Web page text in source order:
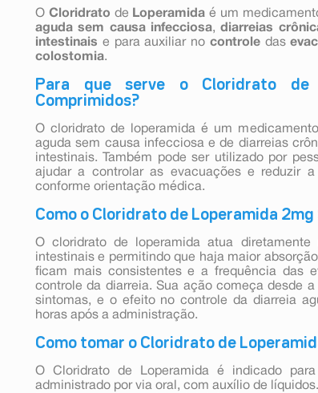
O Cloridrato de Loperamida é um
aguda sem causa infecciosa,diarreias
intestinais e para auxiliar no controledas
colostomia.
Para que serve o Cloridrato de
Comprimidos?
O cloridrato de loperamida é um
aguda sem causa infecciosa e de diarreias
intestinais. Também pode ser utilizado por
ajudar a controlar as evacuações e reduzir
conforme orientação médica.
Como o Cloridrato de Loperamida
O cloridrato de loperamida atua
intestinais e permitindo que haja maior
ficam mais consistentes e a frequência das
controle da diarreia. Sua ação começa desde
sintomas, e o efeito no controle da diarreia
horas após a administração.
Como tomar o Cloridrato de
O Cloridrato de Loperamida é indicado
administrado por via oral, com auxílio de líquidos.